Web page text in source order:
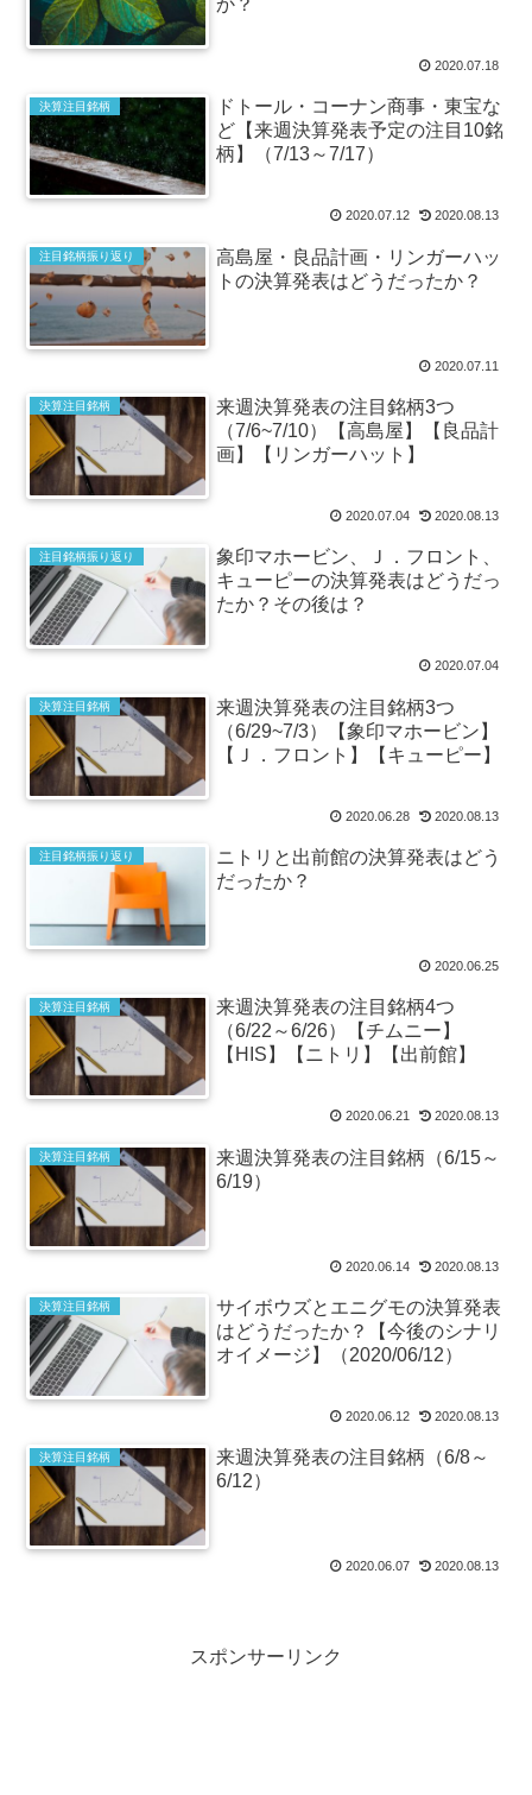
か？
2020.07.18
決算注目銘柄
ドトール・コーナン商事・東宝な
ど【来週決算発表予定の注目10銘
柄】（7/13～7/17）
2020.07.12 2020.08.13
注目銘柄振り返り
高島屋・良品計画・リンガーハッ
トの決算発表はどうだったか？
2020.07.11
決算注目銘柄
来週決算発表の注目銘柄3つ
（7/6~7/10）【高島屋】【良品計
画】【リンガーハット】
2020.07.04 2020.08.13
注目銘柄振り返り
象印マホービン、Ｊ．フロント、
キューピーの決算発表はどうだっ
たか？その後は？
2020.07.04
決算注目銘柄
来週決算発表の注目銘柄3つ
（6/29~7/3）【象印マホービン】
【Ｊ．フロント】【キューピー】
2020.06.28 2020.08.13
注目銘柄振り返り
ニトリと出前館の決算発表はどう
だったか？
2020.06.25
決算注目銘柄
来週決算発表の注目銘柄4つ
（6/22～6/26）【チムニー】
【HIS】【ニトリ】【出前館】
2020.06.21 2020.08.13
決算注目銘柄
来週決算発表の注目銘柄（6/15～
6/19）
2020.06.14 2020.08.13
決算注目銘柄
サイボウズとエニグモの決算発表
はどうだったか？【今後のシナリ
オイメージ】（2020/06/12）
2020.06.12 2020.08.13
決算注目銘柄
来週決算発表の注目銘柄（6/8～
6/12）
2020.06.07 2020.08.13
スポンサーリンク